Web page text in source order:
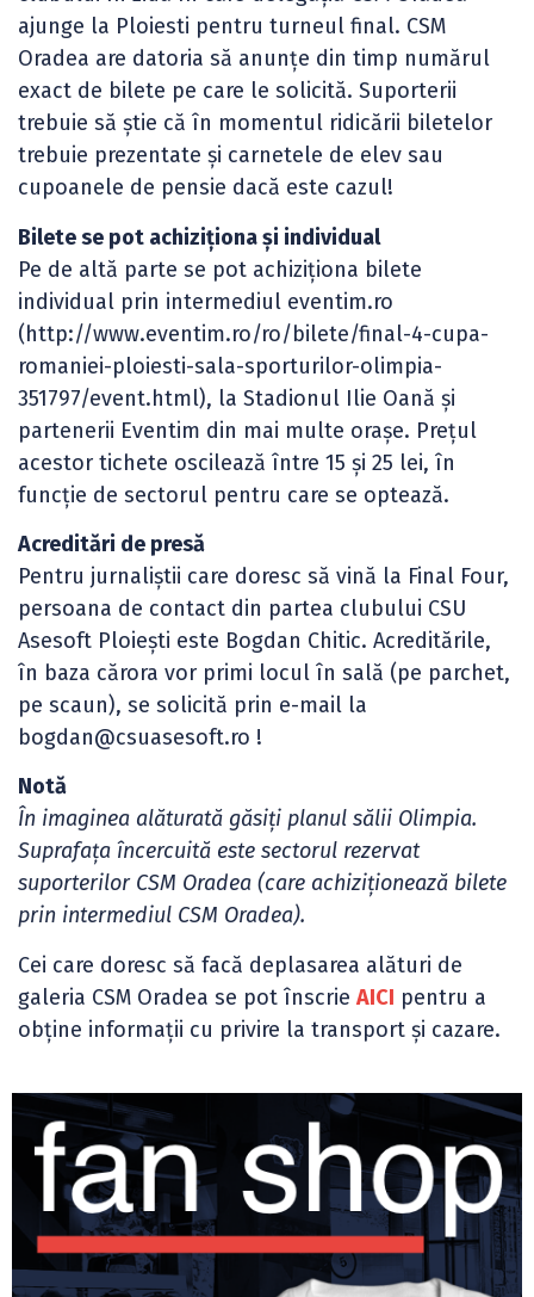
ajunge la Ploiesti pentru turneul final. CSM
Oradea are datoria să anunțe din timp numărul
exact de bilete pe care le solicită. Suporterii
trebuie să știe că în momentul ridicării biletelor
trebuie prezentate și carnetele de elev sau
cupoanele de pensie dacă este cazul!
Bilete se pot achiziționa și individual
Pe de altă parte se pot achiziționa bilete
individual prin intermediul eventim.ro
(http://www.eventim.ro/ro/bilete/final-4-cupa-
romaniei-ploiesti-sala-sporturilor-olimpia-
351797/event.html), la Stadionul Ilie Oană și
partenerii Eventim din mai multe orașe. Prețul
acestor tichete oscilează între 15 și 25 lei, în
funcție de sectorul pentru care se optează.
Acreditări de presă
Pentru jurnaliștii care doresc să vină la Final Four,
persoana de contact din partea clubului CSU
Asesoft Ploiești este Bogdan Chitic. Acreditările,
în baza cărora vor primi locul în sală (pe parchet,
pe scaun), se solicită prin e-mail la
bogdan@csuasesoft.ro !
Notă
În imaginea alăturată găsiți planul sălii Olimpia.
Suprafața încercuită este sectorul rezervat
suporterilor CSM Oradea (care achiziționează bilete
prin intermediul CSM Oradea).
Cei care doresc să facă deplasarea alături de
galeria CSM Oradea se pot înscrie AICI pentru a
obține informații cu privire la transport și cazare.